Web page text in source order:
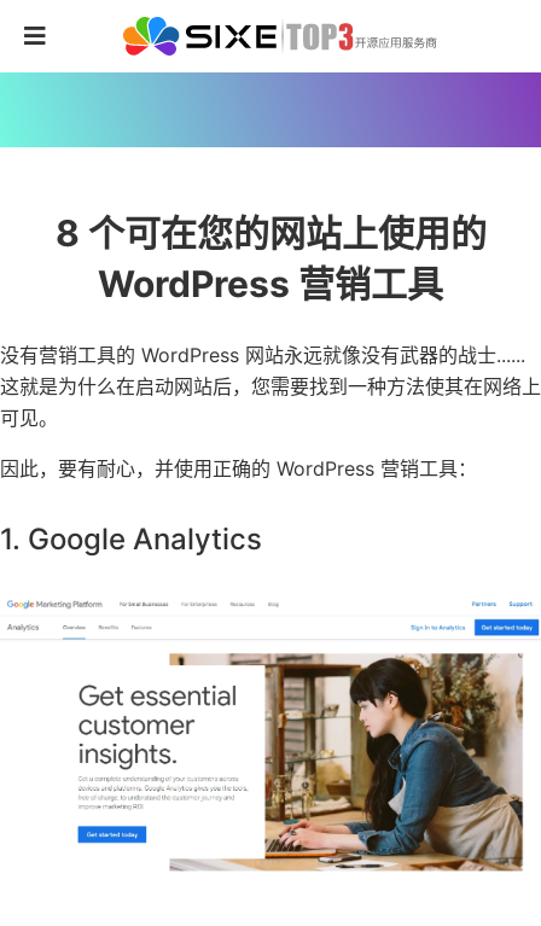
8 个可在您的网站上使用的
WordPress 营销工具
没有营销工具的 WordPress 网站永远就像没有武器的战士......
这就是为什么在启动网站后，您需要找到一种方法使其在网络上
可见。
因此，要有耐心，并使用正确的 WordPress 营销工具：
1. Google Analytics